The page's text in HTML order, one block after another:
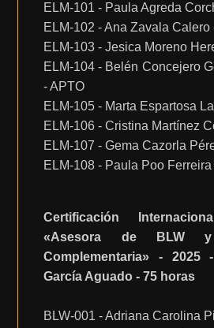
ELM-101 - Paula Agreda
ELM-102 - Ana Zavala Calero
ELM-103 - Jesica Moreno
ELM-104 - Belén Concejero
- APTO
ELM-105 - Marta Espartosa
ELM-106 - Cristina Martínez
ELM-107 - Gema Cazorla
ELM-108 - Paula Poo Ferreira
Certificación
«Asesora de BLW y
Complementaria» - 2025
García Aguado - 75 horas
BLW-001 - Adriana Carolina